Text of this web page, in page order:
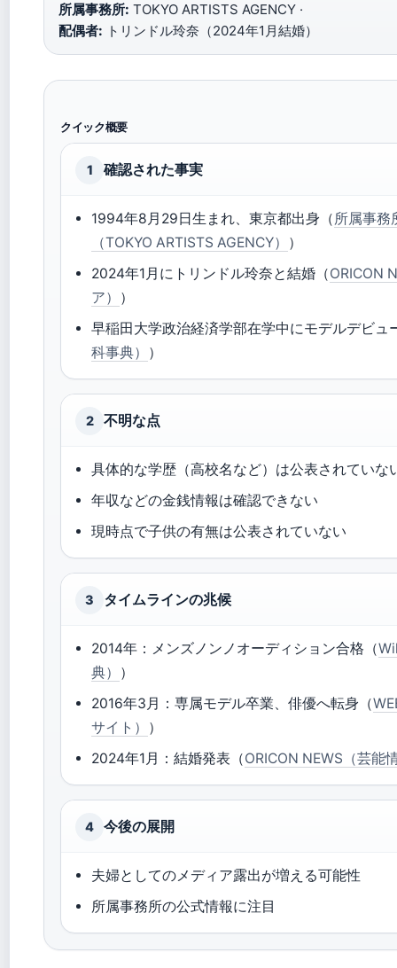
所属事務所: TOKYO ARTISTS AGENCY ·
配偶者: トリンドル玲奈（2024年1月結婚）
クイック概要
1 確認された事実
1994年8月29日生まれ、東京都出身（所属事務
（TOKYO ARTISTS AGENCY） ）
2024年1月にトリンドル玲奈と結婚（ORICON
ア） ）
早稲田大学政治経済学部在学中にモデルデビュ
科事典） ）
2 不明な点
具体的な学歴（高校名など）は公表されていな
年収などの金銭情報は確認できない
現時点で子供の有無は公表されていない
3 タイムラインの兆候
2014年：メンズノンノオーディション合格（
典） ）
2016年3月：専属モデル卒業、俳優へ転身（
サイト） ）
2024年1月：結婚発表（ORICON NEWS（芸能
4 今後の展開
夫婦としてのメディア露出が増える可能性
所属事務所の公式情報に注目